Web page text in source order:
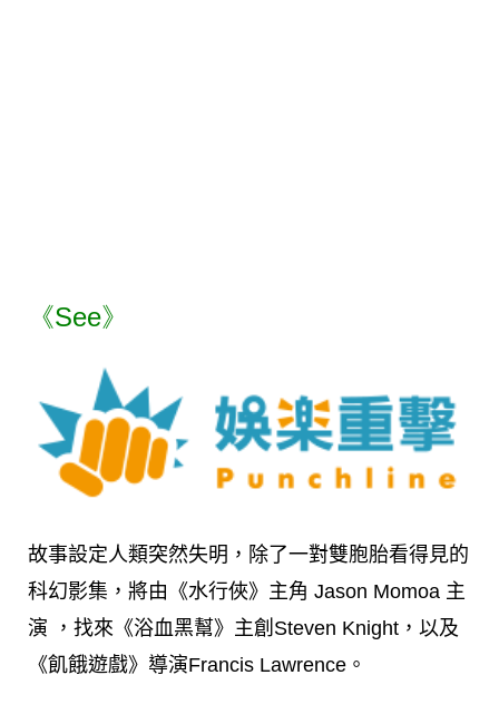
《See》
故事設定人類突然失明，除了一對雙胞胎看得見的
科幻影集，將由《水行俠》主角 Jason Momoa 主
演 ，找來《浴血黑幫》主創Steven Knight，以及
《飢餓遊戲》導演Francis Lawrence。